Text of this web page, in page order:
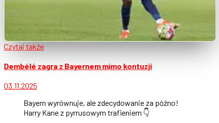
Czytaj także
Dembélé zagra z Bayernem mimo kontuzji
03.11.2025
Bayern wyrównuje, ale zdecydowanie za późno!
Harry Kane z pyrrusowym trafieniem 👇